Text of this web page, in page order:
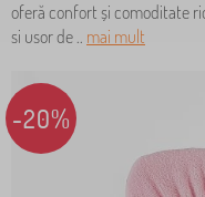
oferă confort și comoditate
si usor de .. mai mult
-20%